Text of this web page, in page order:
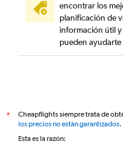
encontrar los
planificación de
información útil
pueden
*
Cheapflights siempre trata de
los precios no están garantizados.
Esta es la razón: